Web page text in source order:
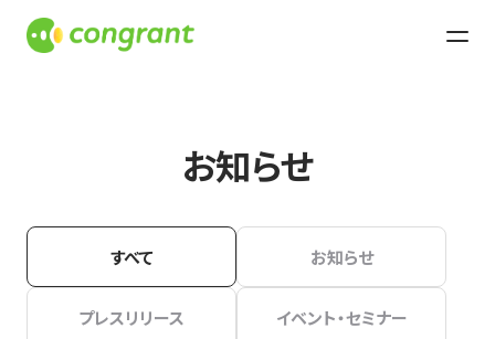
お知らせ
すべて お知らせ
プレスリリース イベント・セミナー